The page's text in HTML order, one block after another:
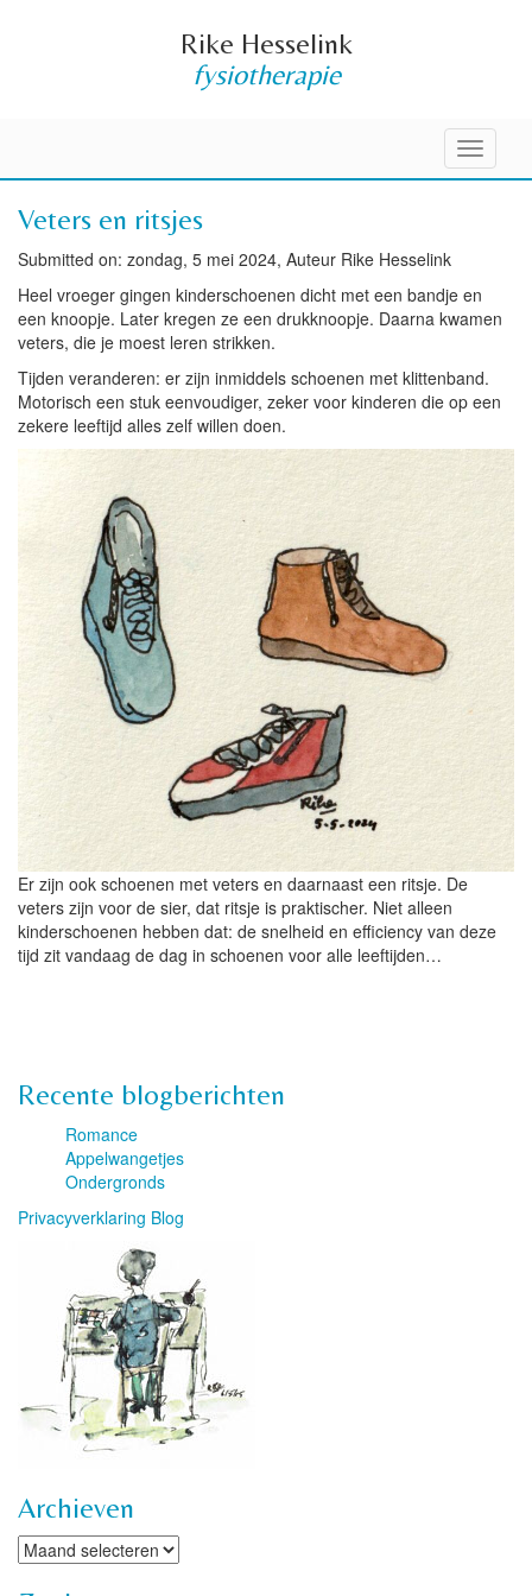
Rike Hesselink
fysiotherapie
Toggle
Veters en ritsjes
Submitted on: zondag, 5 mei 2024, Auteur Rike Hesselink
Heel vroeger gingen kinderschoenen dicht met een bandje en
een knoopje. Later kregen ze een drukknoopje. Daarna kwamen
veters, die je moest leren strikken.
Tijden veranderen: er zijn inmiddels schoenen met klittenband.
Motorisch een stuk eenvoudiger, zeker voor kinderen die op een
zekere leeftijd alles zelf willen doen.
Er zijn ook schoenen met veters en daarnaast een ritsje. De
veters zijn voor de sier, dat ritsje is praktischer. Niet alleen
kinderschoenen hebben dat: de snelheid en efficiency van deze
tijd zit vandaag de dag in schoenen voor alle leeftijden…
Recente blogberichten
Romance
Appelwangetjes
Ondergronds
Privacyverklaring Blog
Archieven
Archieven